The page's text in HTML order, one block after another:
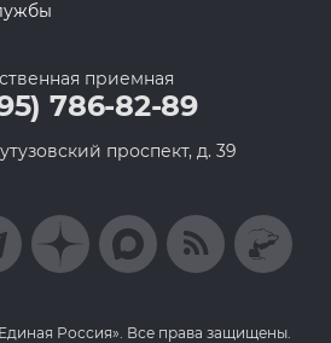
приемная
786-82-89
проспект, д. 39
Россия». Все права защищены.